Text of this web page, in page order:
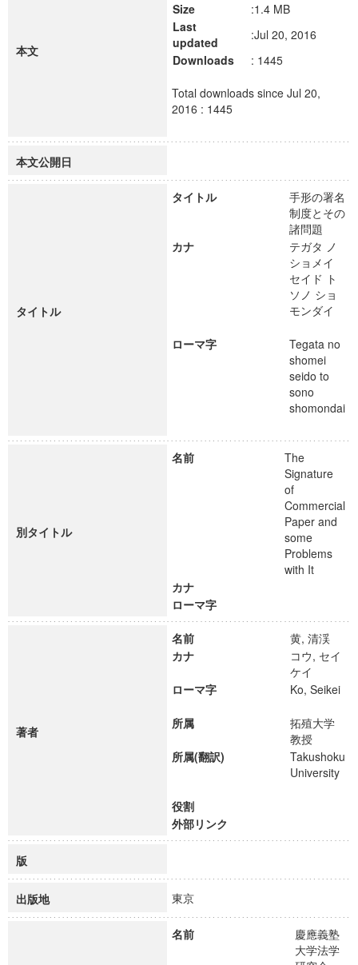
本文
Size
:1.4 MB
Last
updated
:Jul 20, 2016
Downloads
: 1445
Total downloads since Jul 20,
2016 : 1445
本文公開日
タイトル
タイトル
手形の署名
制度とその
諸問題
カナ
テガタ ノ
ショメイ
セイド ト
ソノ ショ
モンダイ
ローマ字
Tegata no
shomei
seido to
sono
shomondai
別タイトル
名前
The
Signature
of
Commercial
Paper and
some
Problems
with It
カナ
ローマ字
著者
名前
黄, 清渓
カナ
コウ, セイ
ケイ
ローマ字
Ko, Seikei
所属
拓殖大学
教授
所属(翻訳)
Takushoku
University
役割
外部リンク
版
出版地 東京
名前
慶應義塾
大学法学